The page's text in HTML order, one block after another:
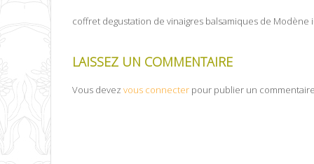
coffret degustation de vinaigres balsamiques de Modène
LAISSEZ UN COMMENTAIRE
Vous devez vous connecter pour publier un